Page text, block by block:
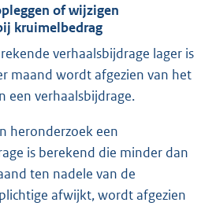
of wijzigen
kruimelbedrag
verhaalsbijdrage lager is
maand wordt afgezien van het
een verhaalsbijdrage.
heronderzoek een
is berekend die minder dan
ten nadele van de
afwijkt, wordt afgezien